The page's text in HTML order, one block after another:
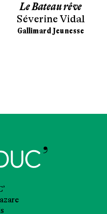
Le Bateau rêve
Séverine Vidal
Gallimard Jeunesse